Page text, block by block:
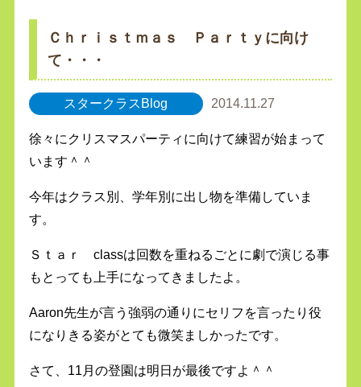
Ｃｈｒｉｓｔｍａｓ Ｐａｒｔｙに向け
て・・・
スタークラスBlog 2014.11.27
徐々にクリスマスパーティに向けて練習が始まって
います＾＾
今年はクラス別、学年別に出し物を準備していま
す。
Ｓｔａｒ classは回数を重ねるごとに劇で演じる事
もとっても上手になってきましたよ。
Aaron先生が言う強弱の通りにセリフを言ったり役
になりきる姿がとても微笑ましかったです。
さて、11月の登園は明日が最後ですよ＾＾